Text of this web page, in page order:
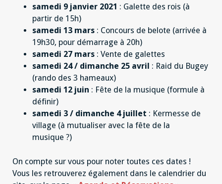
samedi 9 janvier 2021 : Galette des rois (à
partir de 15h)
samedi 13 mars : Concours de belote (arrivée à
19h30, pour démarrage à 20h)
samedi 27 mars : Vente de galettes
samedi 24 / dimanche 25 avril : Raid du Bugey
(rando des 3 hameaux)
samedi 12 juin : Fête de la musique (formule à
définir)
samedi 3 / dimanche 4 juillet : Kermesse de
village (à mutualiser avec la fête de la
musique ?)
On compte sur vous pour noter toutes ces dates !
Vous les retrouverez également dans le calendrier du